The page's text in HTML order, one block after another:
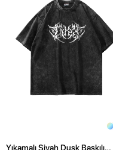
Yıkamalı Siyah Dusk Baskılı